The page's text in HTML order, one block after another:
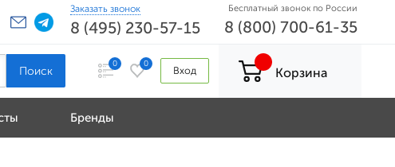
Заказать звонок
8 (495) 230-57-15
Бесплатный звонок по России
8 (800) 700-61-35
0 0
Вход Корзина
Бренды